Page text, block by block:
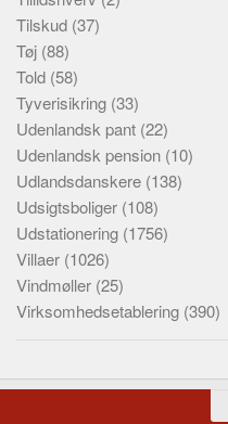
Tilskud (37)
Tøj (88)
Told (58)
Tyverisikring (33)
Udenlandsk pant (22)
Udenlandsk pension (10)
Udlandsdanskere (138)
Udsigtsboliger (108)
Udstationering (1756)
Villaer (1026)
Vindmøller (25)
Virksomhedsetablering (390)